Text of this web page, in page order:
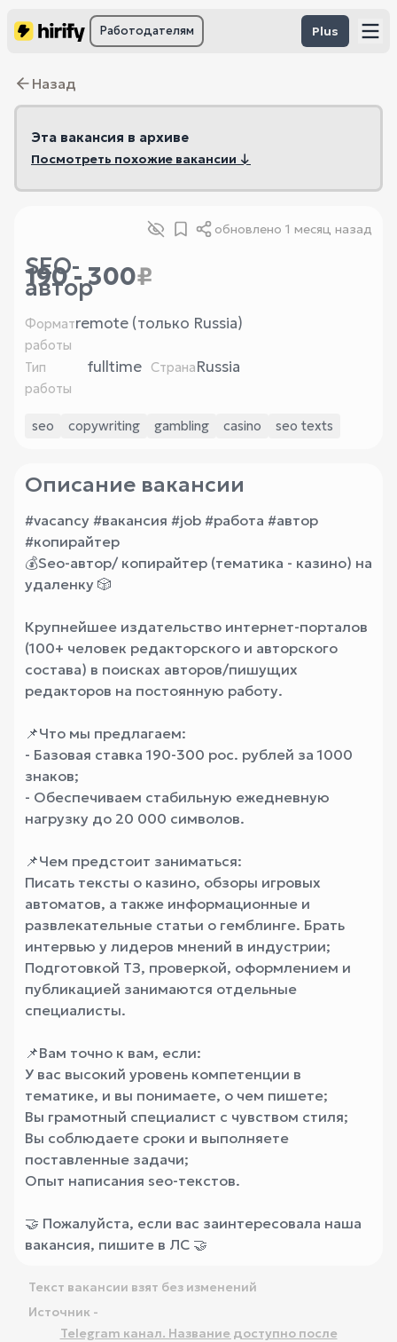
Работодателям Plus
Назад
Эта вакансия в архиве
Посмотреть похожие вакансии ↓
обновлено 1 месяц назад
SEO-
автор
190 - 300₽
Формат
работы
remote (только Russia)
Тип
работы
fulltime СтранаRussia
seo copywriting gambling casino seo texts
Описание вакансии
#vacancy #вакансия #job #работа #автор
#копирайтер
💰Seo-автор/ копирайтер (тематика - казино) на
удаленку 🎲
Крупнейшее издательство интернет-порталов
(100+ человек редакторского и авторского
состава) в поисках авторов/пишущих
редакторов на постоянную работу.
📌Что мы предлагаем:
- Базовая ставка 190-300 рос. рублей за 1000
знаков;
- Обеспечиваем стабильную ежедневную
нагрузку до 20 000 символов.
📌Чем предстоит заниматься:
Писать тексты о казино, обзоры игровых
автоматов, а также информационные и
развлекательные статьи о гемблинге. Брать
интервью у лидеров мнений в индустрии;
Подготовкой ТЗ, проверкой, оформлением и
публикацией занимаются отдельные
специалисты.
📌Вам точно к вам, если:
У вас высокий уровень компетенции в
тематике, и вы понимаете, о чем пишете;
Вы грамотный специалист с чувством стиля;
Вы соблюдаете сроки и выполняете
поставленные задачи;
Опыт написания seo-текстов.
🤝 Пожалуйста, если вас заинтересовала наша
вакансия, пишите в ЛС 🤝
Текст вакансии взят без изменений
Источник -
Telegram канал. Название доступно после